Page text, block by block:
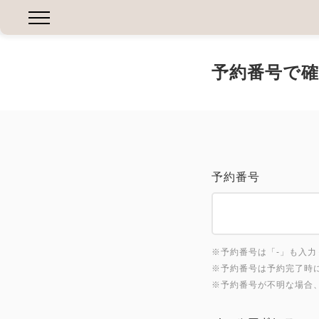
予約番号で
予約番号
※予約番号は「-」も入
※予約番号は予約完了時
※予約番号が不明な場合